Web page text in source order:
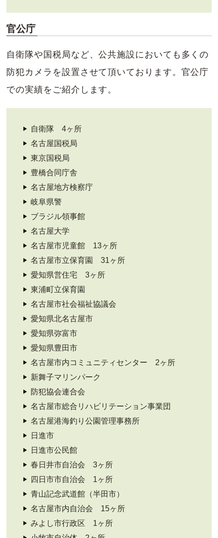
官公庁
自衛隊や国税局など、公共施設においても多くの
防犯カメラを設置させて頂いております。官公庁
での実績をご紹介します。
自衛隊 4ヶ所
名古屋国税局
東京国税局
豊橋合同庁舎
名古屋地方検察庁
岐阜県警
ブラジル領事館
名古屋大学
名古屋市児童館 13ヶ所
名古屋市立保育園 31ヶ所
愛知県営住宅 3ヶ所
東浦町立保育園
名古屋市社会福祉協議会
愛知県北名古屋市
愛知県弥富市
愛知県豊田市
名古屋市内コミュニティセンター 2ヶ所
新舞子マリンパーク
防犯協会連合会
名古屋市総合リハビリテーション事業団
名古屋港海釣り公園管理事務所
日進市
日進市公民館
春日井市自治会 3ヶ所
四日市市自治会 1ヶ所
青山記念武道館（半田市）
名古屋市内自治会 15ヶ所
みよし市行政区 1ヶ所